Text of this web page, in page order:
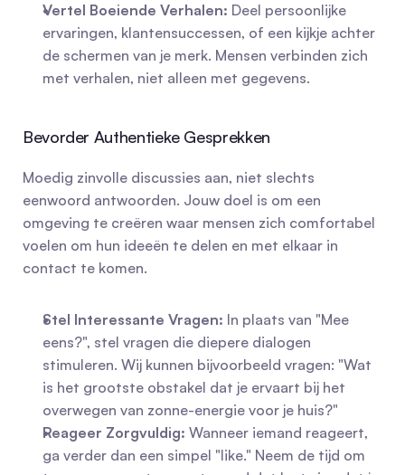
Vertel Boeiende Verhalen: Deel persoonlijke
ervaringen, klantensuccessen, of een kijkje achter
de schermen van je merk. Mensen verbinden zich
met verhalen, niet alleen met gegevens.
Bevorder Authentieke Gesprekken
Moedig zinvolle discussies aan, niet slechts
eenwoord antwoorden. Jouw doel is om een
omgeving te creëren waar mensen zich comfortabel
voelen om hun ideeën te delen en met elkaar in
contact te komen.
Stel Interessante Vragen: In plaats van "Mee
eens?", stel vragen die diepere dialogen
stimuleren. Wij kunnen bijvoorbeeld vragen: "Wat
is het grootste obstakel dat je ervaart bij het
overwegen van zonne-energie voor je huis?"
Reageer Zorgvuldig: Wanneer iemand reageert,
ga verder dan een simpel "like." Neem de tijd om